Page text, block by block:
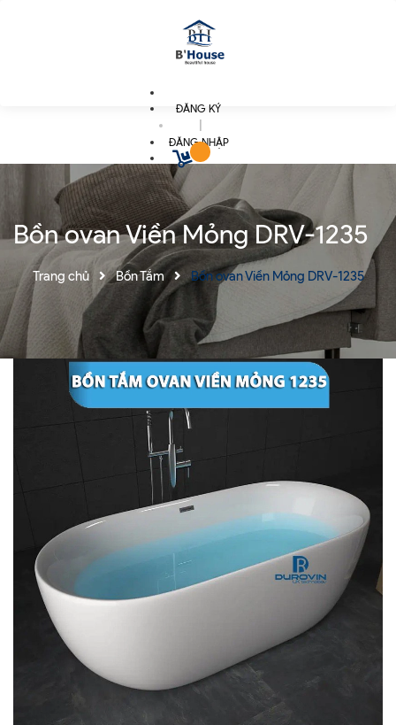
ĐĂNG KÝ
ĐĂNG NHẬP
Bồn ovan Viền Mỏng DRV-1235
Trang chủ Bồn Tắm Bồn ovan Viền Mỏng DRV-1235